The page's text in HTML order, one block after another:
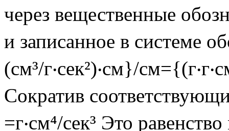
через вещественные
и записанное в системе
(см³/г‧сек²)‧cм}/
Сократив
=г‧см⁴/сек³ Это